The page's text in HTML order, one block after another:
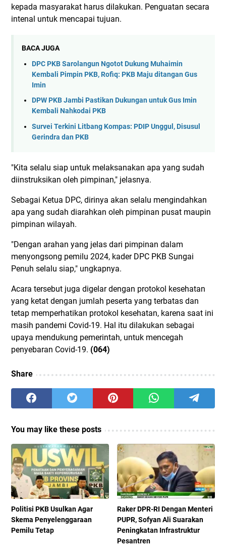
kepada masyarakat harus dilakukan. Penguatan secara
intenal untuk mencapai tujuan.
BACA JUGA
DPC PKB Sarolangun Ngotot Dukung Muhaimin
Kembali Pimpin PKB, Rofiq: PKB Maju ditangan Gus
Imin
DPW PKB Jambi Pastikan Dukungan untuk Gus Imin
Kembali Nahkodai PKB
Survei Terkini Litbang Kompas: PDIP Unggul, Disusul
Gerindra dan PKB
"Kita selalu siap untuk melaksanakan apa yang sudah
diinstruksikan oleh pimpinan," jelasnya.
Sebagai Ketua DPC, dirinya akan selalu mengindahkan
apa yang sudah diarahkan oleh pimpinan pusat maupin
pimpinan wilayah.
"Dengan arahan yang jelas dari pimpinan dalam
menyongsong pemilu 2024, kader DPC PKB Sungai
Penuh selalu siap," ungkapnya.
Acara tersebut juga digelar dengan protokol kesehatan
yang ketat dengan jumlah peserta yang terbatas dan
tetap memperhatikan protokol kesehatan, karena saat ini
masih pandemi Covid-19. Hal itu dilakukan sebagai
upaya mendukung pemerintah, untuk mencegah
penyebaran Covid-19. (064)
Share
You may like these posts
Politisi PKB Usulkan Agar
Skema Penyelenggaraan
Pemilu Tetap
Raker DPR-RI Dengan Menteri
PUPR, Sofyan Ali Suarakan
Peningkatan Infrastruktur
Pesantren